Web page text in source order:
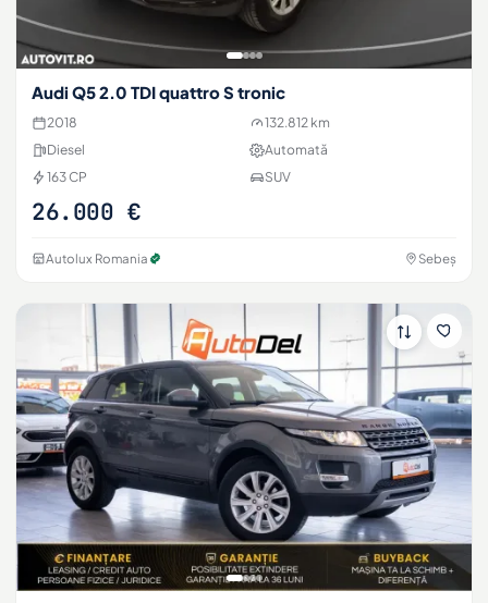
Audi Q5 2.0 TDI quattro S tronic
2018
132.812 km
Diesel
Automată
163 CP
SUV
26.000 €
Autolux Romania Sebeș